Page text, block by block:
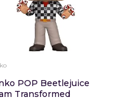
POP Beetlejuice
Transformed